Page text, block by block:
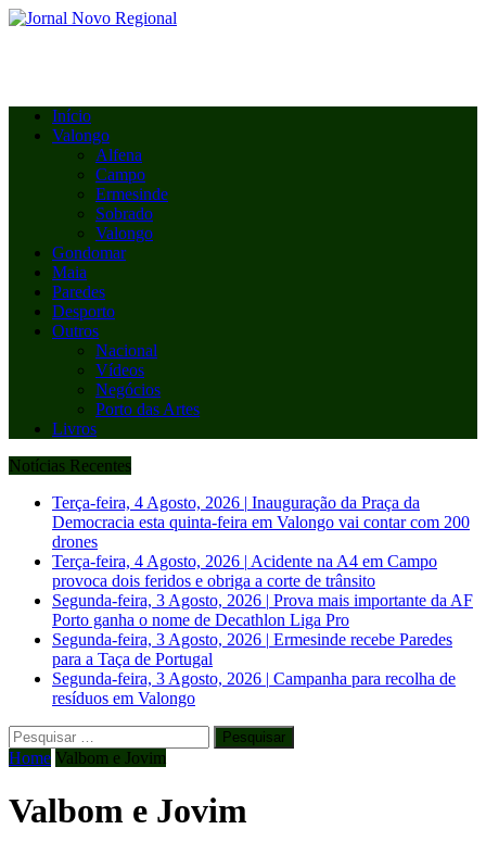
Início
Valongo
Alfena
Campo
Ermesinde
Sobrado
Valongo
Gondomar
Maia
Paredes
Desporto
Outros
Nacional
Vídeos
Negócios
Porto das Artes
Livros
Notícias Recentes
Terça-feira, 4 Agosto, 2026 | Inauguração da Praça da
Democracia esta quinta-feira em Valongo vai contar com 200
drones
Terça-feira, 4 Agosto, 2026 | Acidente na A4 em Campo
provoca dois feridos e obriga a corte de trânsito
Segunda-feira, 3 Agosto, 2026 | Prova mais importante da AF
Porto ganha o nome de Decathlon Liga Pro
Segunda-feira, 3 Agosto, 2026 | Ermesinde recebe Paredes
para a Taça de Portugal
Segunda-feira, 3 Agosto, 2026 | Campanha para recolha de
resíduos em Valongo
Pesquisar
por:
Home Valbom e Jovim
Valbom e Jovim